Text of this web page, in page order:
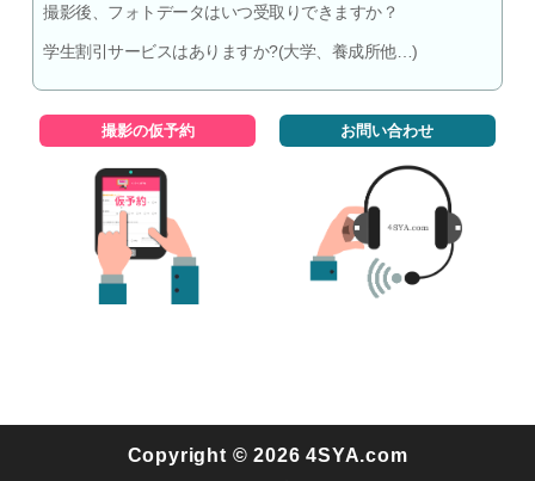
撮影後、フォトデータはいつ受取りできますか？
学生割引サービスはありますか?(大学、養成所他…)
撮影の仮予約 お問い合わせ
Copyright © 2026 4SYA.com